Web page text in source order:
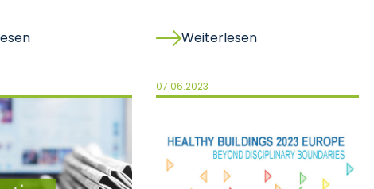
Weiterlesen
07.06.2023